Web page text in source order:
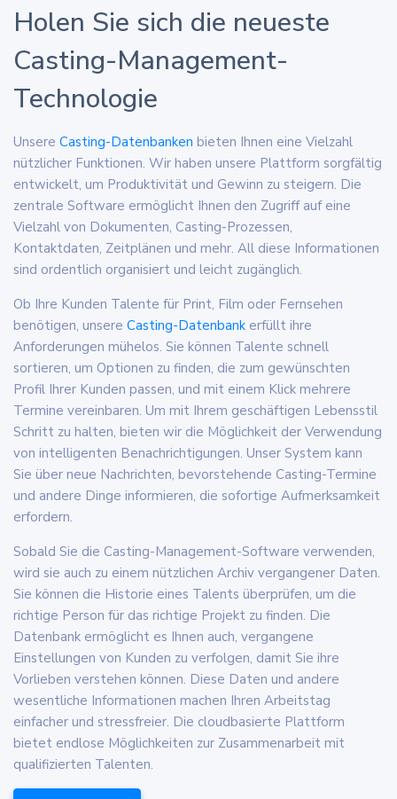
Holen Sie sich die neueste
Casting-Management-
Technologie
Unsere Casting-Datenbanken bieten Ihnen eine Vielzahl
nützlicher Funktionen. Wir haben unsere Plattform sorgfältig
entwickelt, um Produktivität und Gewinn zu steigern. Die
zentrale Software ermöglicht Ihnen den Zugriff auf eine
Vielzahl von Dokumenten, Casting-Prozessen,
Kontaktdaten, Zeitplänen und mehr. All diese Informationen
sind ordentlich organisiert und leicht zugänglich.
Ob Ihre Kunden Talente für Print, Film oder Fernsehen
benötigen, unsere Casting-Datenbank erfüllt ihre
Anforderungen mühelos. Sie können Talente schnell
sortieren, um Optionen zu finden, die zum gewünschten
Profil Ihrer Kunden passen, und mit einem Klick mehrere
Termine vereinbaren. Um mit Ihrem geschäftigen Lebensstil
Schritt zu halten, bieten wir die Möglichkeit der Verwendung
von intelligenten Benachrichtigungen. Unser System kann
Sie über neue Nachrichten, bevorstehende Casting-Termine
und andere Dinge informieren, die sofortige Aufmerksamkeit
erfordern.
Sobald Sie die Casting-Management-Software verwenden,
wird sie auch zu einem nützlichen Archiv vergangener Daten.
Sie können die Historie eines Talents überprüfen, um die
richtige Person für das richtige Projekt zu finden. Die
Datenbank ermöglicht es Ihnen auch, vergangene
Einstellungen von Kunden zu verfolgen, damit Sie ihre
Vorlieben verstehen können. Diese Daten und andere
wesentliche Informationen machen Ihren Arbeitstag
einfacher und stressfreier. Die cloudbasierte Plattform
bietet endlose Möglichkeiten zur Zusammenarbeit mit
qualifizierten Talenten.